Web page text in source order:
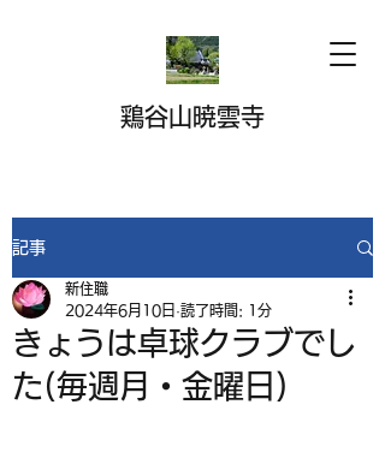
鶏谷山暁雲寺
記事
きょうは卓球クラブでし
た(毎週月・金曜日)
新住職
2024年6月10日 読了時間: 1分